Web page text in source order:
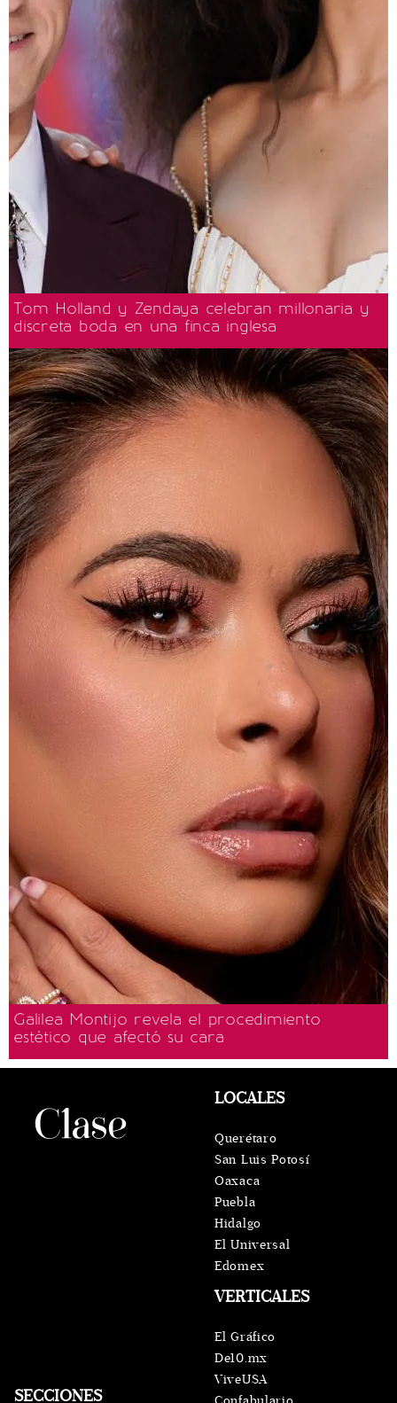
Tom Holland y Zendaya celebran millonaria y
discreta boda en una finca inglesa
Galilea Montijo revela el procedimiento
estético que afectó su cara
SECCIONES
VERTICALES
El Gráfico
De10.mx
ViveUSA
LOCALES
Querétaro
San Luis Potosí
Oaxaca
Puebla
Hidalgo
El Universal
Edomex